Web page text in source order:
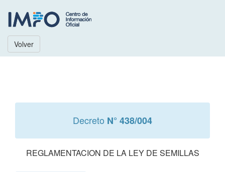
Volver
Decreto N° 438/004
REGLAMENTACION DE LA LEY DE SEMILLAS